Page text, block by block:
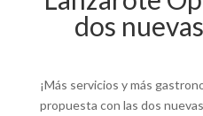
dos
¡Más servicios y más
propuesta con las dos